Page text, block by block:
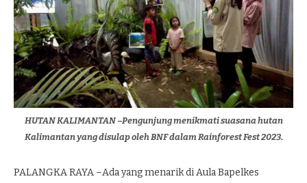
HUTAN KALIMANTAN –Pengunjung menikmati suasana hutan
Kalimantan yang disulap oleh BNF dalam Rainforest Fest 2023.
PALANGKA RAYA –Ada yang menarik di Aula Bapelkes